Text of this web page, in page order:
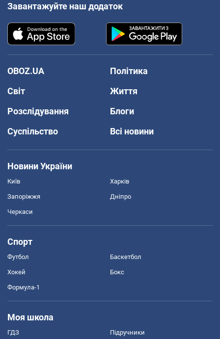
Завантажуйте наш додаток
OBOZ.UA
Політика
Світ
Життя
Розслідування
Блоги
Суспільство
Всі новини
Новини України
Київ Харків
Запоріжжя Дніпро
Черкаси
Спорт
Футбол Баскетбол
Хокей Бокс
Формула-1
Моя школа
ГДЗ Підручники